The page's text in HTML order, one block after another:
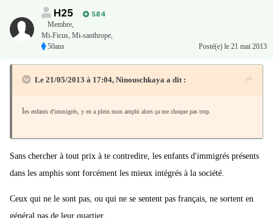
H25
584
Membre
Mi-Ficus, Mi-santhrope,
50ans
Posté(e) le 21 mai 2013
Le 21/05/2013 à 17:04, Ninouschkaya a dit :
les enfants d'immigrés, y en a plein mon amphi alors ça me choque pas trop.
Sans chercher à tout prix à te contredire, les enfants d'immigrés présents
dans les amphis sont forcément les mieux intégrés à la société.
Ceux qui ne le sont pas, ou qui ne se sentent pas français, ne sortent en
général pas de leur quartier.